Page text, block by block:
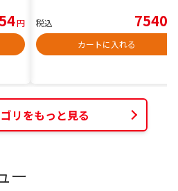
円
税込 7540
カートに入れる
リをもっと見る
ー